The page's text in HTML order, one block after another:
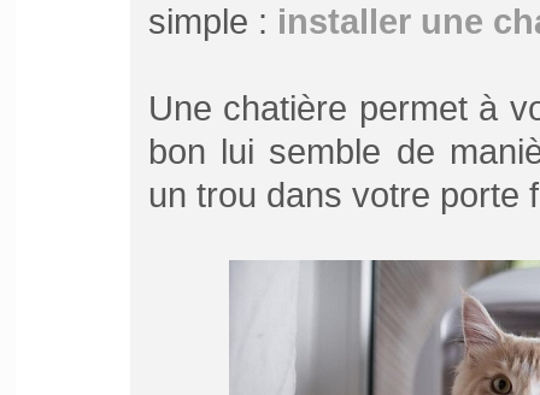
simple : installer une
Une chatière permet à
bon lui semble de
un trou dans votre porte